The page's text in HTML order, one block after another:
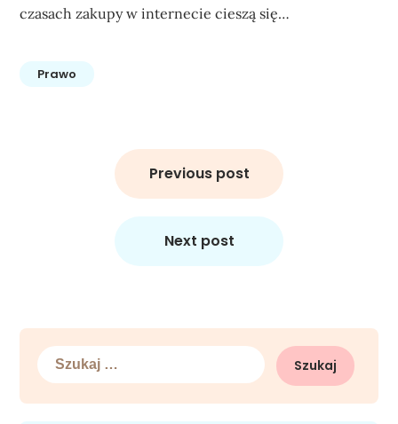
czasach zakupy w internecie cieszą się…
Prawo
Previous post
Next post
Szukaj: